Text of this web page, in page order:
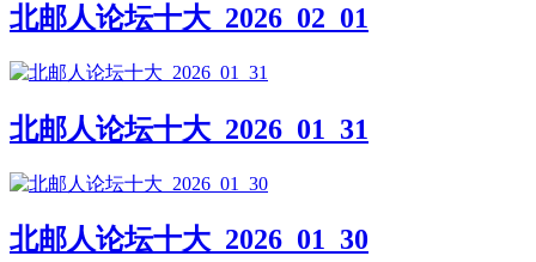
北邮人论坛十大_2026_02_01
北邮人论坛十大_2026_01_31
北邮人论坛十大_2026_01_30